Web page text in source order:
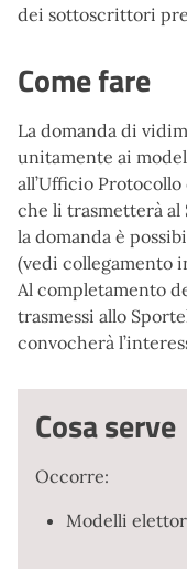
dei sottoscrittori
Come fare
La domanda di
unitamente ai
all’Ufficio
che li trasmetterà al
la domanda è
(vedi collegamento
Al completamento
trasmessi allo
convocherà
Cosa serve
Occorre:
Modelli